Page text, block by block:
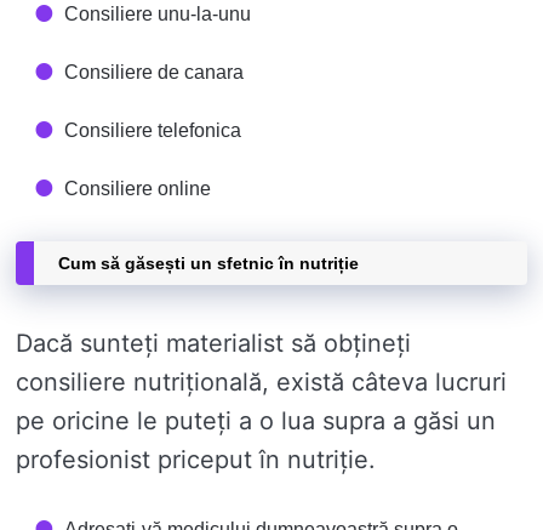
Consiliere unu-la-unu
Consiliere de canara
Consiliere telefonica
Consiliere online
Cum să găsești un sfetnic în nutriție
Dacă sunteți materialist să obțineți
consiliere nutrițională, există câteva lucruri
pe oricine le puteți a o lua supra a găsi un
profesionist priceput în nutriție.